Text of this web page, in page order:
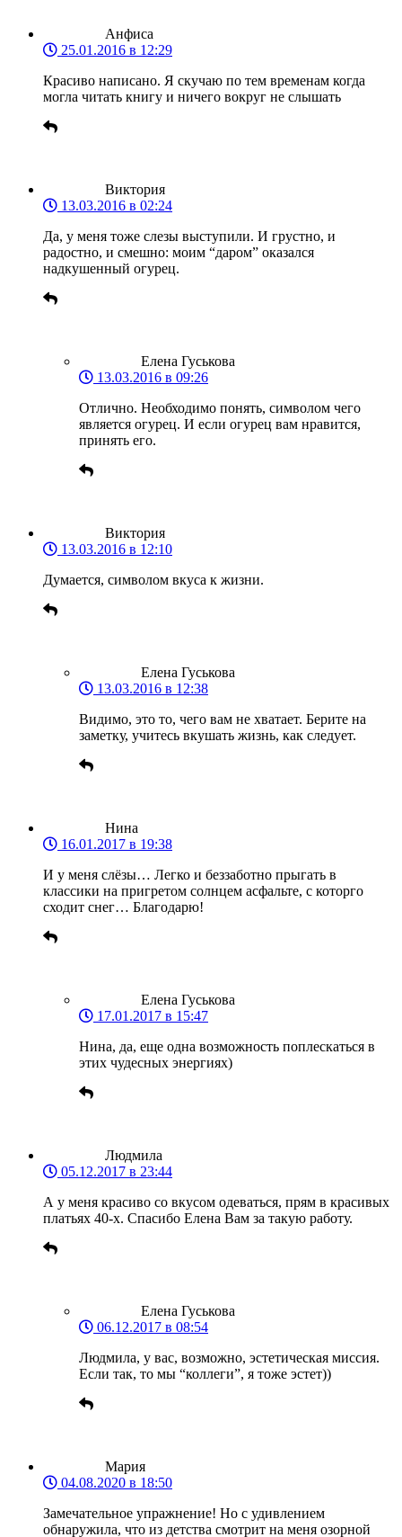
Анфиса
25.01.2016 в 12:29
Красиво написано. Я скучаю по тем временам когда
могла читать книгу и ничего вокруг не слышать
Виктория
13.03.2016 в 02:24
Да, у меня тоже слезы выступили. И грустно, и
радостно, и смешно: моим “даром” оказался
надкушенный огурец.
Елена Гуськова
13.03.2016 в 09:26
Отлично. Необходимо понять, символом чего
является огурец. И если огурец вам нравится,
принять его.
Виктория
13.03.2016 в 12:10
Думается, символом вкуса к жизни.
Елена Гуськова
13.03.2016 в 12:38
Видимо, это то, чего вам не хватает. Берите на
заметку, учитесь вкушать жизнь, как следует.
Нина
16.01.2017 в 19:38
И у меня слёзы… Легко и беззаботно прыгать в
классики на пригретом солнцем асфальте, с которго
сходит снег… Благодарю!
Елена Гуськова
17.01.2017 в 15:47
Нина, да, еще одна возможность поплескаться в
этих чудесных энергиях)
Людмила
05.12.2017 в 23:44
А у меня красиво со вкусом одеваться, прям в красивых
платьях 40-х. Спасибо Елена Вам за такую работу.
Елена Гуськова
06.12.2017 в 08:54
Людмила, у вас, возможно, эстетическая миссия.
Если так, то мы “коллеги”, я тоже эстет))
Мария
04.08.2020 в 18:50
Замечательное упражнение! Но с удивлением
обнаружила, что из детства смотрит на меня озорной